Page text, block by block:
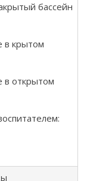
бассейн
в крытом
в открытом